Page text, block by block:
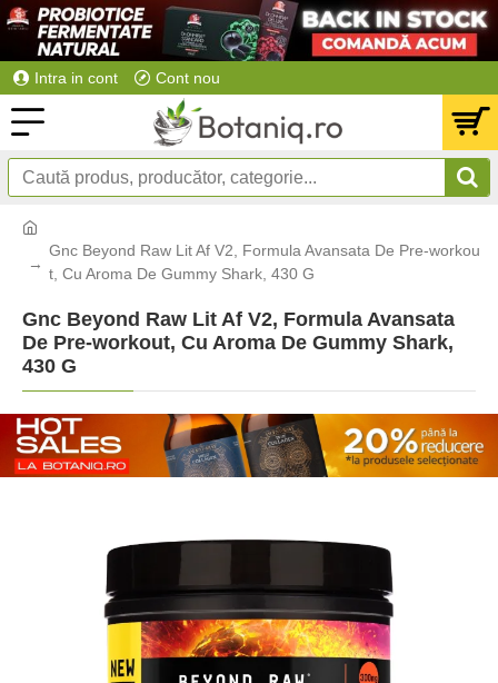
Intra in cont Cont nou
Gnc Beyond Raw Lit Af V2, Formula Avansata De Pre-workou
t, Cu Aroma De Gummy Shark, 430 G
Gnc Beyond Raw Lit Af V2, Formula Avansata
De Pre-workout, Cu Aroma De Gummy Shark,
430 G